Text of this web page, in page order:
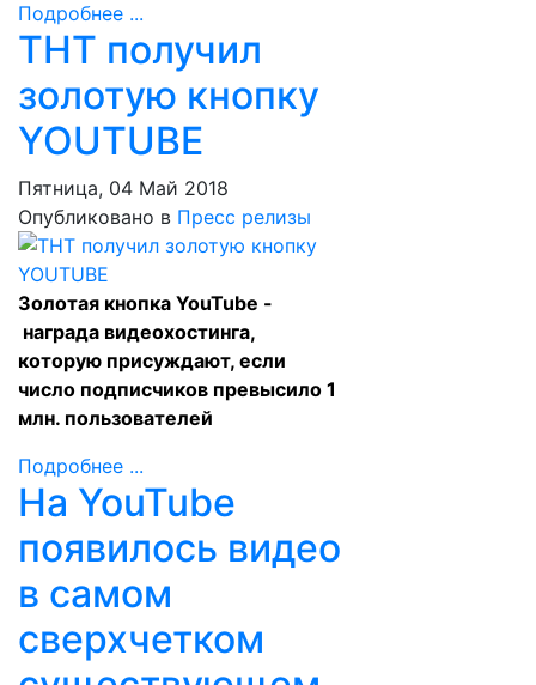
Подробнее ...
ТНТ получил
золотую кнопку
YOUTUBE
Пятница, 04 Май 2018
Опубликовано в Пресс релизы
Золотая кнопка YouTube -
награда видеохостинга,
которую присуждают, если
число подписчиков превысило 1
млн. пользователей
Подробнее ...
На YouTube
появилось видео
в самом
сверхчетком